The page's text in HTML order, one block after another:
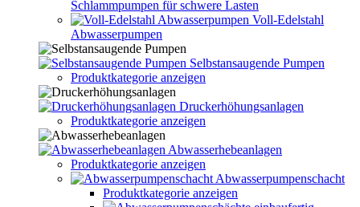
Schlammpumpen für schwere Lasten
Voll-Edelstahl
Abwasserpumpen
Selbstansaugende Pumpen
Produktkategorie anzeigen
Druckerhöhungsanlagen
Produktkategorie anzeigen
Abwasserhebeanlagen
Produktkategorie anzeigen
Abwasserpumpenschacht
Produktkategorie anzeigen